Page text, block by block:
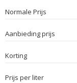
Normale Prijs
Aanbieding prijs
Korting
Prijs per liter